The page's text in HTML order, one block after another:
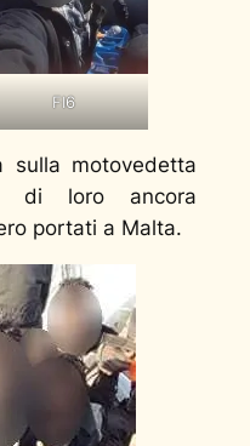
FI6
sulla motovedetta
di loro ancora
portati a Malta.